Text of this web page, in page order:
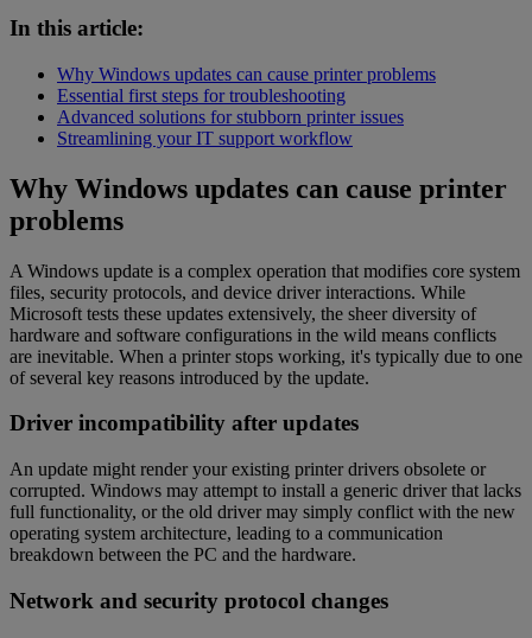
In this article:
Why Windows updates can cause printer problems
Essential first steps for troubleshooting
Advanced solutions for stubborn printer issues
Streamlining your IT support workflow
Why Windows updates can cause printer
problems
A Windows update is a complex operation that modifies core system
files, security protocols, and device driver interactions. While
Microsoft tests these updates extensively, the sheer diversity of
hardware and software configurations in the wild means conflicts
are inevitable. When a printer stops working, it's typically due to one
of several key reasons introduced by the update.
Driver incompatibility after updates
An update might render your existing printer drivers obsolete or
corrupted. Windows may attempt to install a generic driver that lacks
full functionality, or the old driver may simply conflict with the new
operating system architecture, leading to a communication
breakdown between the PC and the hardware.
Network and security protocol changes